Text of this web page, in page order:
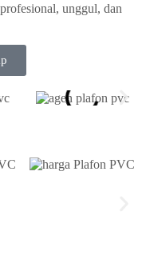
unggul, dan